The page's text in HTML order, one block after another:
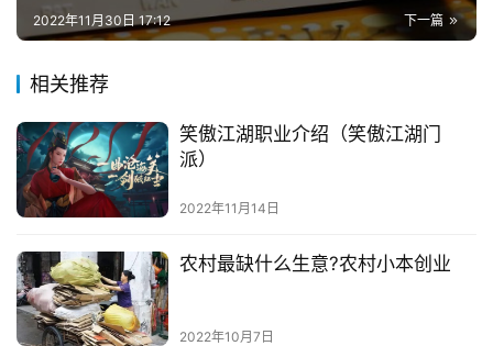
下一篇
2022年11月30日 17:12
相关推荐
笑傲江湖职业介绍（笑傲江湖门
派）
2022年11月14日
农村最缺什么生意?农村小本创业
2022年10月7日